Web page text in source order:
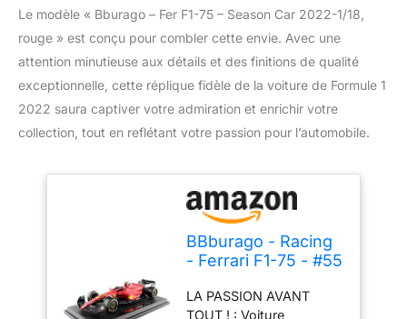
Le modèle « Bburago – Fer F1-75 – Season Car 2022-1/18,
rouge » est conçu pour combler cette envie. Avec une
attention minutieuse aux détails et des finitions de qualité
exceptionnelle, cette réplique fidèle de la voiture de Formule 1
2022 saura captiver votre admiration et enrichir votre
collection, tout en reflétant votre passion pour l’automobile.
BBburago - Racing
- Ferrari F1-75 - #55
de Course
LA PASSION AVANT
TOUT ! : Voiture